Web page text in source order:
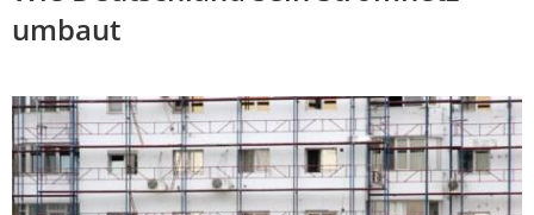
umbaut